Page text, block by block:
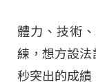
體力、技術
練，想方設
秒突出的成